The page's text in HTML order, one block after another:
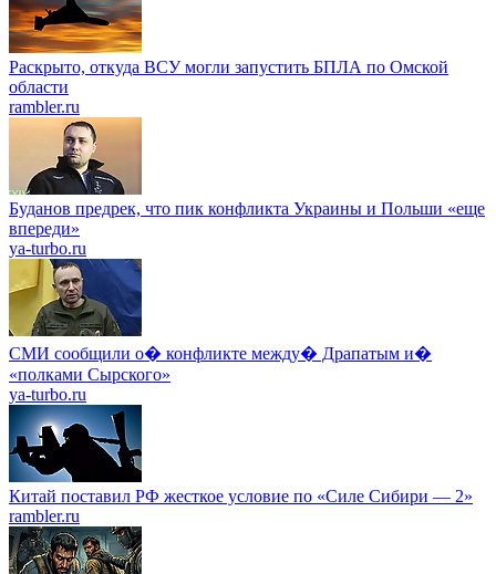
Раскрыто, откуда ВСУ могли запустить БПЛА по Омской
области
rambler.ru
Буданов предрек, что пик конфликта Украины и Польши «еще
впереди»
ya-turbo.ru
СМИ сообщили о� конфликте между� Драпатым и�
«полками Сырского»
ya-turbo.ru
Китай поставил РФ жесткое условие по «Силе Сибири — 2»
rambler.ru